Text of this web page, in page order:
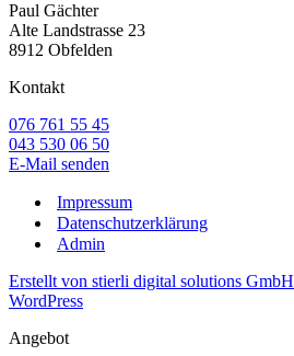
Paul Gächter
Alte Landstrasse 23
8912 Obfelden
Kontakt
076 761 55 45
043 530 06 50
E-Mail senden
Impressum
Datenschutzerklärung
Admin
Erstellt von stierli digital solutions GmbH
WordPress
Angebot